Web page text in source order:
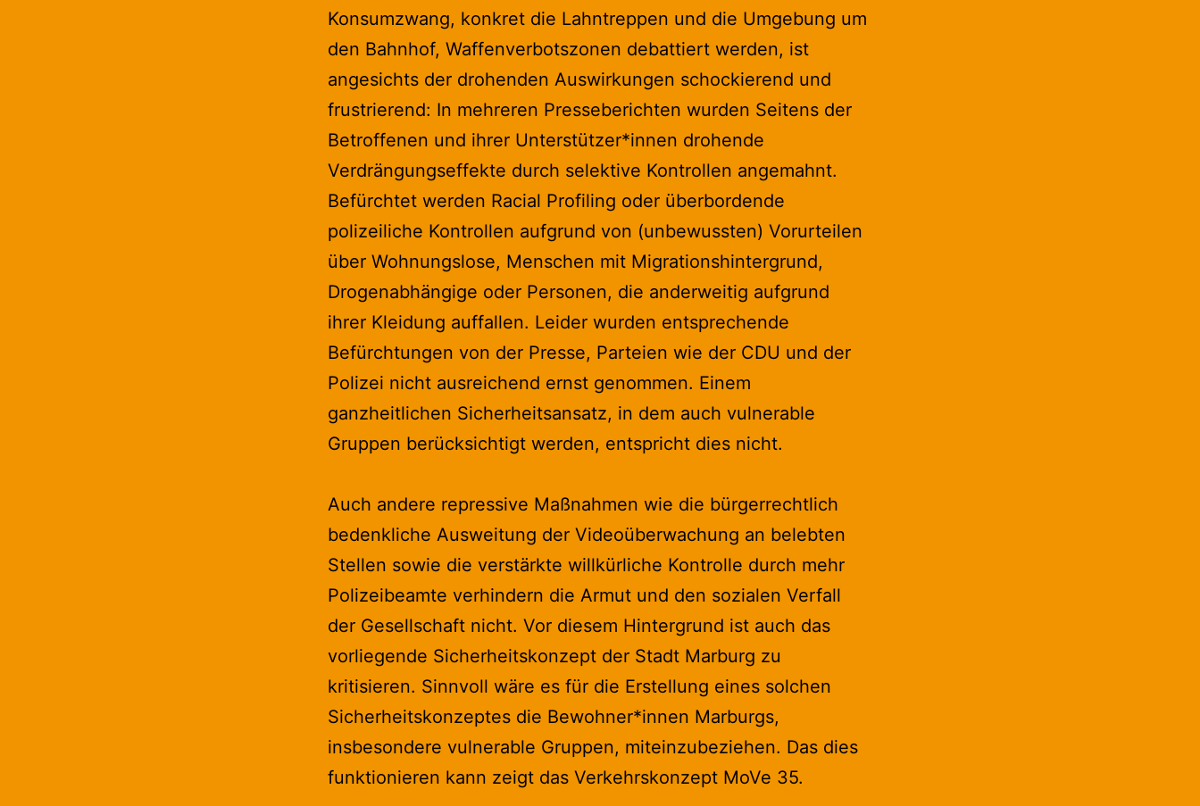
Konsumzwang, konkret die Lahntreppen und die Umgebung um
den Bahnhof, Waffenverbotszonen debattiert werden, ist
angesichts der drohenden Auswirkungen schockierend und
frustrierend: In mehreren Presseberichten wurden Seitens der
Betroffenen und ihrer Unterstützer*innen drohende
Verdrängungseffekte durch selektive Kontrollen angemahnt.
Befürchtet werden Racial Profiling oder überbordende
polizeiliche Kontrollen aufgrund von (unbewussten) Vorurteilen
über Wohnungslose, Menschen mit Migrationshintergrund,
Drogenabhängige oder Personen, die anderweitig aufgrund
ihrer Kleidung auffallen. Leider wurden entsprechende
Befürchtungen von der Presse, Parteien wie der CDU und der
Polizei nicht ausreichend ernst genommen. Einem
ganzheitlichen Sicherheitsansatz, in dem auch vulnerable
Gruppen berücksichtigt werden, entspricht dies nicht.
Auch andere repressive Maßnahmen wie die bürgerrechtlich
bedenkliche Ausweitung der Videoüberwachung an belebten
Stellen sowie die verstärkte willkürliche Kontrolle durch mehr
Polizeibeamte verhindern die Armut und den sozialen Verfall
der Gesellschaft nicht. Vor diesem Hintergrund ist auch das
vorliegende Sicherheitskonzept der Stadt Marburg zu
kritisieren. Sinnvoll wäre es für die Erstellung eines solchen
Sicherheitskonzeptes die Bewohner*innen Marburgs,
insbesondere vulnerable Gruppen, miteinzubeziehen. Das dies
funktionieren kann zeigt das Verkehrskonzept MoVe 35.